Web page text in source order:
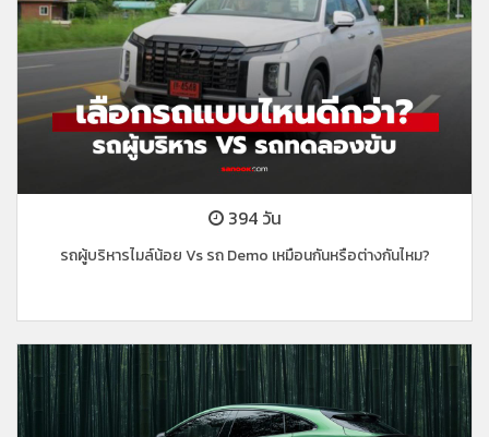
394 วัน
รถผู้บริหารไมล์น้อย Vs รถ Demo เหมือนกันหรือต่างกันไหม?